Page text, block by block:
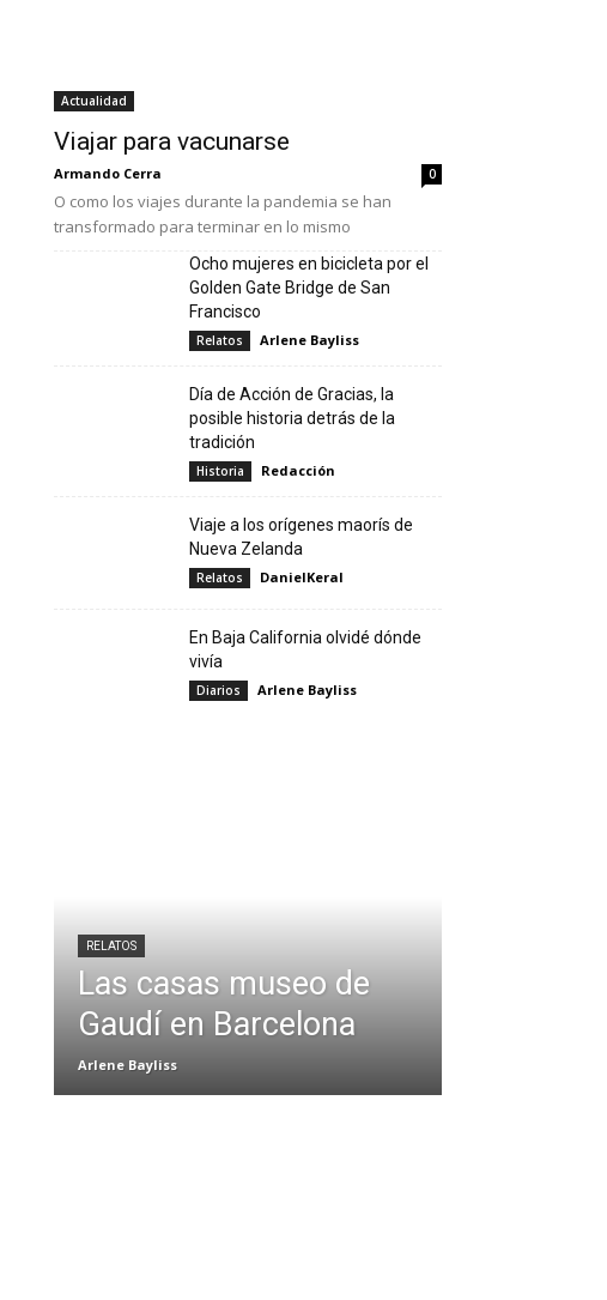
Actualidad
Viajar para vacunarse
Armando Cerra 0
O como los viajes durante la pandemia se han
transformado para terminar en lo mismo
Ocho mujeres en bicicleta por el
Golden Gate Bridge de San
Francisco
Relatos Arlene Bayliss
Día de Acción de Gracias, la
posible historia detrás de la
tradición
Historia Redacción
Viaje a los orígenes maorís de
Nueva Zelanda
Relatos DanielKeral
En Baja California olvidé dónde
vivía
Diarios Arlene Bayliss
RELATOS
Las casas museo de
Gaudí en Barcelona
Arlene Bayliss